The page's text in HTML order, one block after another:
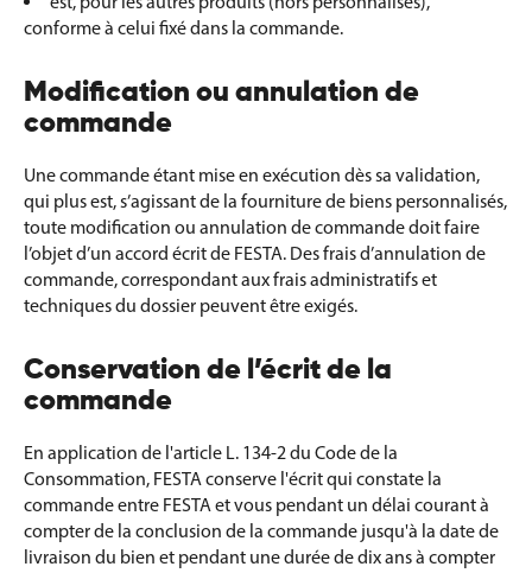
conforme à celui fixé dans la commande.
Modification ou annulation de
commande
Une commande étant mise en exécution dès sa validation,
qui plus est, s’agissant de la fourniture de biens personnalisés,
toute modification ou annulation de commande doit faire
l’objet d’un accord écrit de FESTA. Des frais d’annulation de
commande, correspondant aux frais administratifs et
techniques du dossier peuvent être exigés.
Conservation de l’écrit de la
commande
En application de l'article L. 134-2 du Code de la
Consommation, FESTA conserve l'écrit qui constate la
commande entre FESTA et vous pendant un délai courant à
compter de la conclusion de la commande jusqu'à la date de
livraison du bien et pendant une durée de dix ans à compter